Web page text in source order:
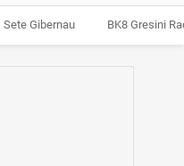
hält dank Ai Oguras
Sete Gibernau BK8 Gresini